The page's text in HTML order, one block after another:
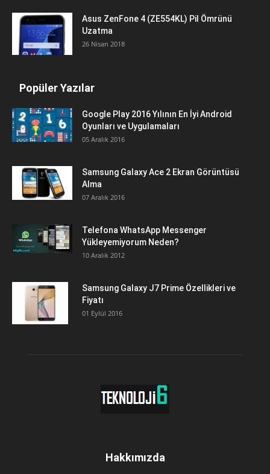
Asus ZenFone 4 (ZE554KL) Pil Ömrünü
Uzatma
26 Nisan 2018
Popüler Yazılar
Google Play 2016 Yılının En İyi Android
Oyunları ve Uygulamaları
05 Aralık 2016
Samsung Galaxy Ace 2 Ekran Görüntüsü
Alma
07 Aralık 2016
Telefona WhatsApp Messenger
Yükleyemiyorum Neden?
10 Aralık 2012
Samsung Galaxy J7 Prime Özellikleri ve
Fiyatı
01 Eylül 2016
Hakkımızda